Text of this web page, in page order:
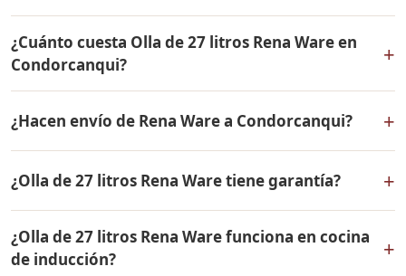
¿Cuánto cuesta Olla de 27 litros Rena Ware en
Condorcanqui?
+
todo el Perú. Contáctame por WhatsApp para conocer
el precio actual, promociones disponibles y facilidades
de pago en cuotas desde el 10% de inicial.
¿Hacen envío de Rena Ware a Condorcanqui? +
a Condorcanqui, Amazonas y a todo el Perú. El pago es
contra entrega.
¿Olla de 27 litros Rena Ware tiene garantía? +
contra defectos de fabricación. Todos los productos
Rena Ware están fabricados en acero inoxidable
¿Olla de 27 litros Rena Ware funciona en cocina
de inducción?
+